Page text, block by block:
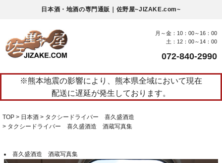
日本酒・地酒の専門通販｜佐野屋~JIZAKE.com~
月～金：10：00～16：00
土：12：00～14：00
072-840-2990
※熊本地震の影響により、熊本県全域において現在
配送に遅延が発生しております。
TOP 日本酒
タクシードライバー 喜久盛酒造
タクシードライバー 喜久盛酒造 酒蔵写真集
喜久盛酒造 酒蔵写真集